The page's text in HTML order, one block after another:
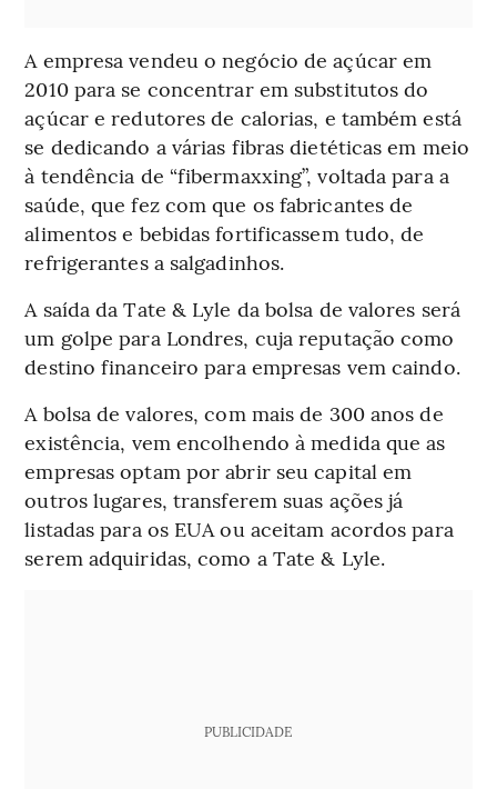
A empresa vendeu o negócio de açúcar em
2010 para se concentrar em substitutos do
açúcar e redutores de calorias, e também está
se dedicando a várias fibras dietéticas em meio
à tendência de “fibermaxxing”, voltada para a
saúde, que fez com que os fabricantes de
alimentos e bebidas fortificassem tudo, de
refrigerantes a salgadinhos.
A saída da Tate & Lyle da bolsa de valores será
um golpe para Londres, cuja reputação como
destino financeiro para empresas vem caindo.
A bolsa de valores, com mais de 300 anos de
existência, vem encolhendo à medida que as
empresas optam por abrir seu capital em
outros lugares, transferem suas ações já
listadas para os EUA ou aceitam acordos para
serem adquiridas, como a Tate & Lyle.
PUBLICIDADE